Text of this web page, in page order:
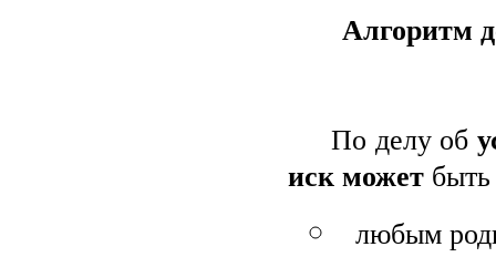
Алгоритм
По делу об
иск может
любым